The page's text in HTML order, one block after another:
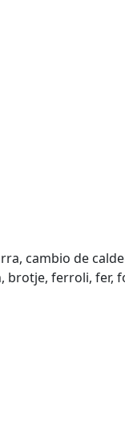
cambio de
ferroli,